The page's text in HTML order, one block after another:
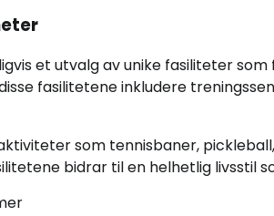
et utvalg av unike fasiliteter
fasilitetene inkludere
som tennisbaner,
bidrar til en helhetlig livsstil